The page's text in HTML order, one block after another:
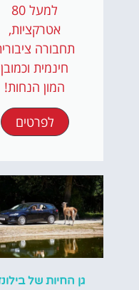
למעל 80
אטרקציות,
תחבורה
חינמית וכמובן
המון הנחות!
לפרטים
גן החיות של